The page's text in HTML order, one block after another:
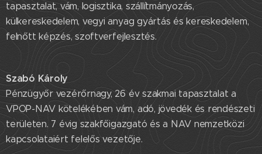
tapasztalat, vám, logisztika, szállítmányozás,
külkereskedelem, vegyi anyag gyártás és kereskedelem,
felnőtt képzés, szoftverfejlesztés.
Szabó Károly
Pénzügyőr vezérőrnagy, 26 év szakmai tapasztalat a
VPOP-NAV kötelékében vám, adó, jövedék és rendészeti
területen. 7 évig szakfőigazgató és a NAV nemzetközi
kapcsolataiért felelős vezetője.